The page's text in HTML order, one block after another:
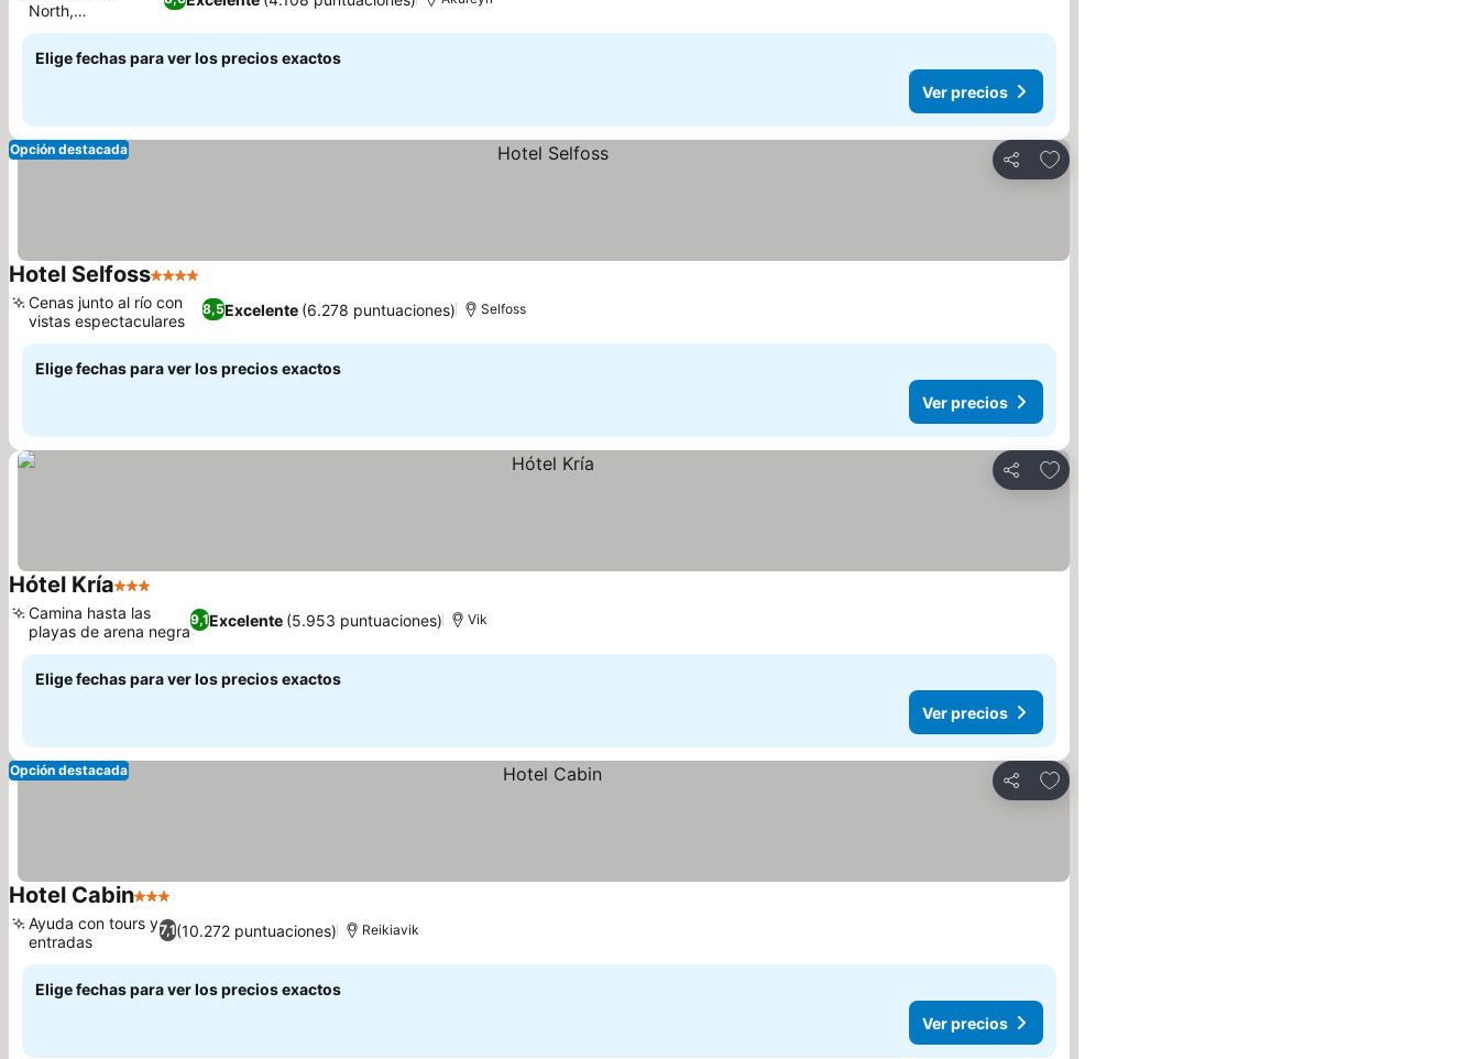
North,
galardonado
Elige fechas para ver los precios exactos
Ver precios
Compartir
Agregar a favoritos
Opción destacada
Hotel Selfoss4 Estrellas
8,5Excelente (6.278 puntuaciones)
Cenas junto al río con
vistas espectaculares
Selfoss
Elige fechas para ver los precios exactos
Ver precios
Compartir
Agregar a favoritos
Hótel Kría3 Estrellas
9,1Excelente (5.953 puntuaciones)
Camina hasta las
playas de arena negra
Vik
Elige fechas para ver los precios exactos
Ver precios
Compartir
Agregar a favoritos
Opción destacada
Hotel Cabin3 Estrellas
7,1(10.272 puntuaciones)
Ayuda con tours y
entradas
Reikiavik
Elige fechas para ver los precios exactos
Ver precios